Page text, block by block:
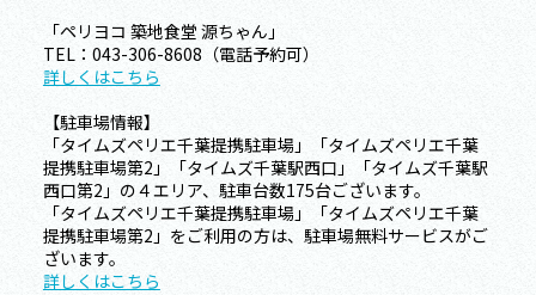
「ペリヨコ 築地食堂 源ちゃん」
TEL：043-306-8608（電話予約可）
詳しくはこちら
【駐車場情報】
「タイムズペリエ千葉提携駐車場」「タイムズペリエ千葉
提携駐車場第2」「タイムズ千葉駅西口」「タイムズ千葉駅
西口第2」の４エリア、駐車台数175台ございます。
「タイムズペリエ千葉提携駐車場」「タイムズペリエ千葉
提携駐車場第2」をご利用の方は、駐車場無料サービスがご
ざいます。
詳しくはこちら